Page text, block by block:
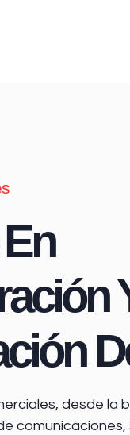
desde la